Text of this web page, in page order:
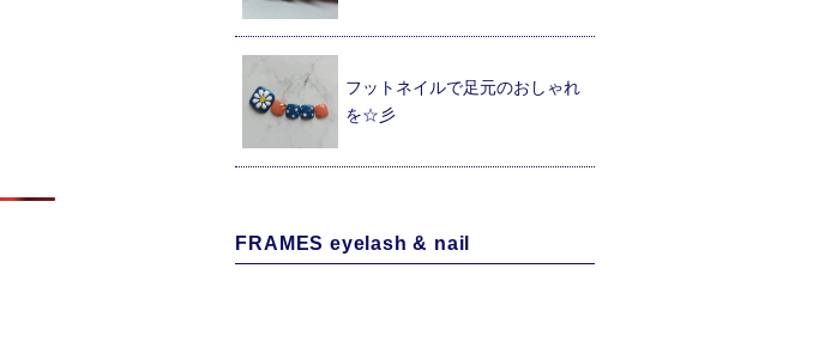
フットネイルで足元のおしゃれ
を☆彡
FRAMES eyelash & nail